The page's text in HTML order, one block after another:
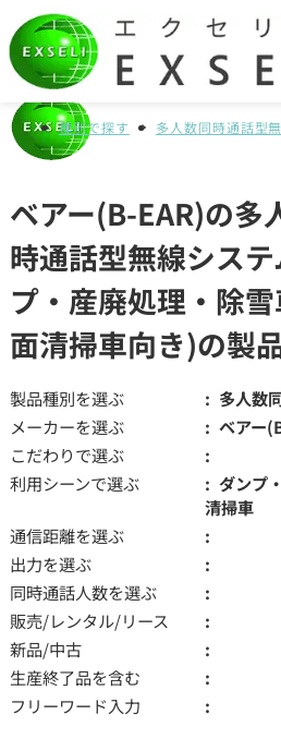
種別で探す 多人数同時通話型
ベアー(B-EAR)の多
時通話型無線シス
プ・産廃処理・除
面清掃車向き)の製
製品種別を選ぶ
多人数
メーカーを選ぶ
ベアー
こだわりで選ぶ
利用シーンで選ぶ
ダンプ
清掃車
通信距離を選ぶ
出力を選ぶ
同時通話人数を選ぶ
販売/レンタル/リース
新品/中古
生産終了品を含む
フリーワード入力